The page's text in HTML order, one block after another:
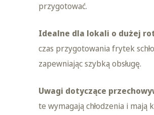
przygotować.
Idealne dla lokali o dużej
czas przygotowania frytek
zapewniając szybką obsługę.
Uwagi dotyczące
te wymagają chłodzenia i mają